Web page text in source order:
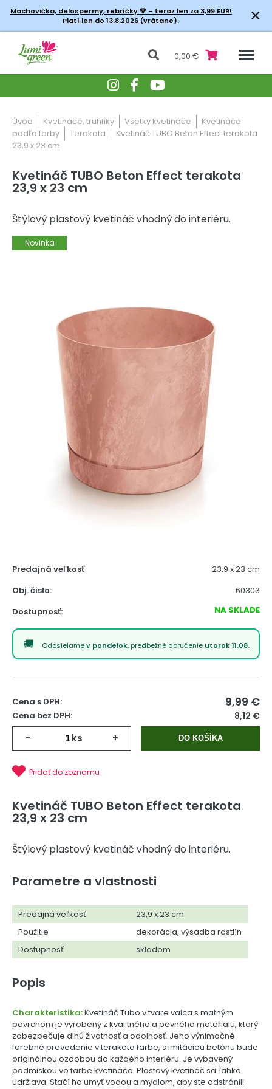
Machovička, delospermy, rebríčky💚 – teraz len za 3,99 EUR!
Platí len do 13.8.2026 (vrátane).
×
0,00 €
Úvod Kvetináče, truhlíky Všetky kvetináče
Kvetináče
podľa farby
Terakota
Kvetináč TUBO Beton Effect terakota
23,9 x 23 cm
Kvetináč TUBO Beton Effect terakota
23,9 x 23 cm
Štýlový plastový kvetináč vhodný do interiéru.
Novinka
Predajná veľkosť
23,9 x 23 cm
Obj. čislo:
60303
Dostupnosť:
NA SKLADE
Odosielamev pondelok, predbežné doručenie utorok 11.08.
Cena s DPH: 9,99 €
Cena bez DPH: 8,12 €
- ks + DO KOŠÍKA
Pridať do zoznamu
Kvetináč TUBO Beton Effect terakota
23,9 x 23 cm
Štýlový plastový kvetináč vhodný do interiéru.
Parametre a vlastnosti
Predajná veľkosť
23,9 x 23 cm
Použitie
dekorácia, výsadba rastlín
Dostupnosť
skladom
Popis
Charakteristika:Kvetináč Tubo v tvare valca s matným
povrchom je vyrobený z kvalitného a pevného materiálu, ktorý
zabezpečuje dlhú životnosť a odolnosť. Jeho výnimočné
farebné prevedenie v terakota farbe, s imitáciou betónu bude
originálnou ozdobou do každého interiéru. Je vybavený
podmiskou vo farbe kvetináča. Plastový kvetináč sa ľahko
udržiava. Stačí ho umyť vodou a mydlom, aby ste odstránili